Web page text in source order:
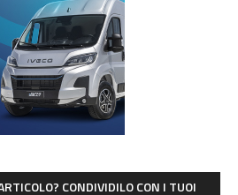
CONDIVIDILO CON I TUOI